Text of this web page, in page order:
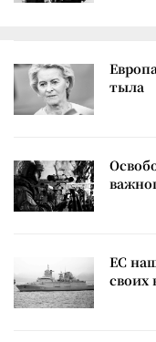
тыла
ЕС
своих